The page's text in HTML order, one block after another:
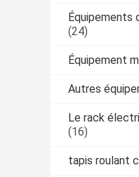
Équipements
(24)
Équipement
Autres
Le rack
(16)
tapis roulant